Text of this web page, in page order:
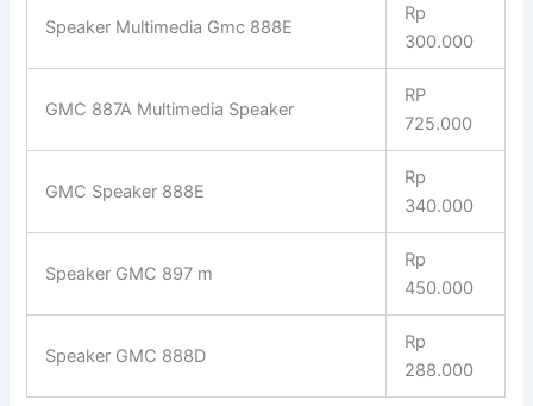
Speaker Multimedia Gmc 888E
Rp
300.000
GMC 887A Multimedia Speaker
RP
725.000
GMC Speaker 888E
Rp
340.000
Speaker GMC 897 m
Rp
450.000
Speaker GMC 888D
Rp
288.000